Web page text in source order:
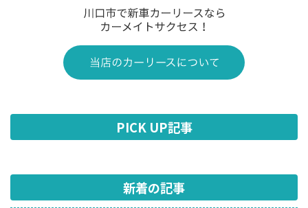
PICK UP記事
新着の記事